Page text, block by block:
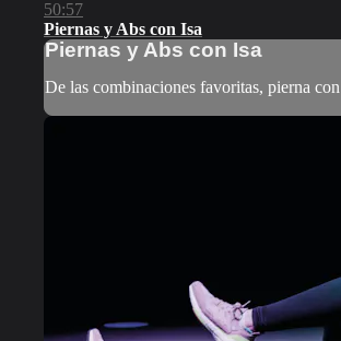
50:57
Piernas y Abs con Isa
Piernas y Abs con Isa
De las combinaciones favoritas, pierna